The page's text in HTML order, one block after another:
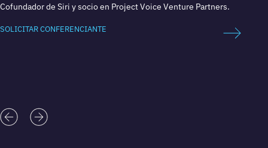
Cofundador de Siri y socio en Project Voice Venture Partners.
SOLICITAR CONFERENCIANTE